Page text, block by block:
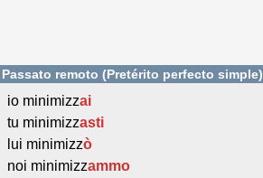
Passato remoto (Pretérito perfecto simple)
io minimizzai
tu minimizzasti
lui minimizzò
noi minimizzammo